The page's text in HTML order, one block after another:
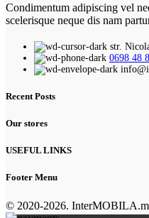
Condimentum adipiscing vel
scelerisque neque dis nam
str.
0698 48
Recent Posts
Our stores
USEFUL LINKS
Footer Menu
© 2020-2026.